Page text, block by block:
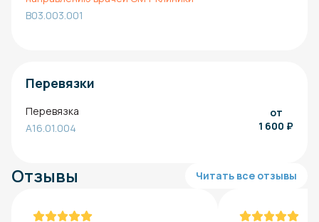
B03.003.001
Перевязки
Перевязка
A16.01.004
от
1 600 ₽
Отзывы Читать все отзывы